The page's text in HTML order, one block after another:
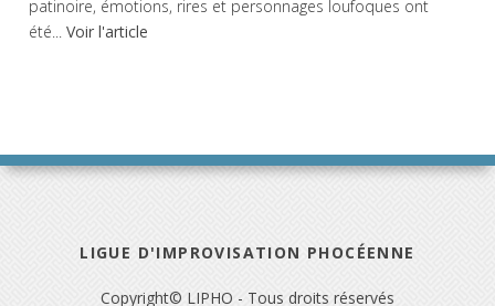
patinoire, émotions, rires et personnages loufoques ont
été...Voir l'article
LIGUE D'IMPROVISATION PHOCÉENNE
Copyright© LIPHO - Tous droits réservés